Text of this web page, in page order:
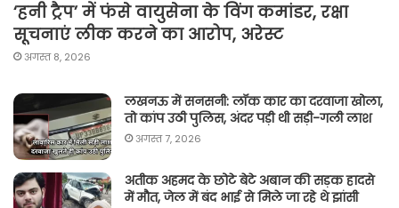
‘हनी ट्रैप’ में फंसे वायुसेना के विंग कमांडर, रक्षा
सूचनाएं लीक करने का आरोप, अरेस्ट
अगस्त 8, 2026
लखनऊ में सनसनी: लॉक कार का दरवाजा खोला,
तो कांप उठी पुलिस, अंदर पड़ी थी सड़ी-गली लाश
अगस्त 7, 2026
अतीक अहमद के छोटे बेटे अबान की सड़क हादसे
में मौत, जेल में बंद भाई से मिले जा रहे थे झांसी